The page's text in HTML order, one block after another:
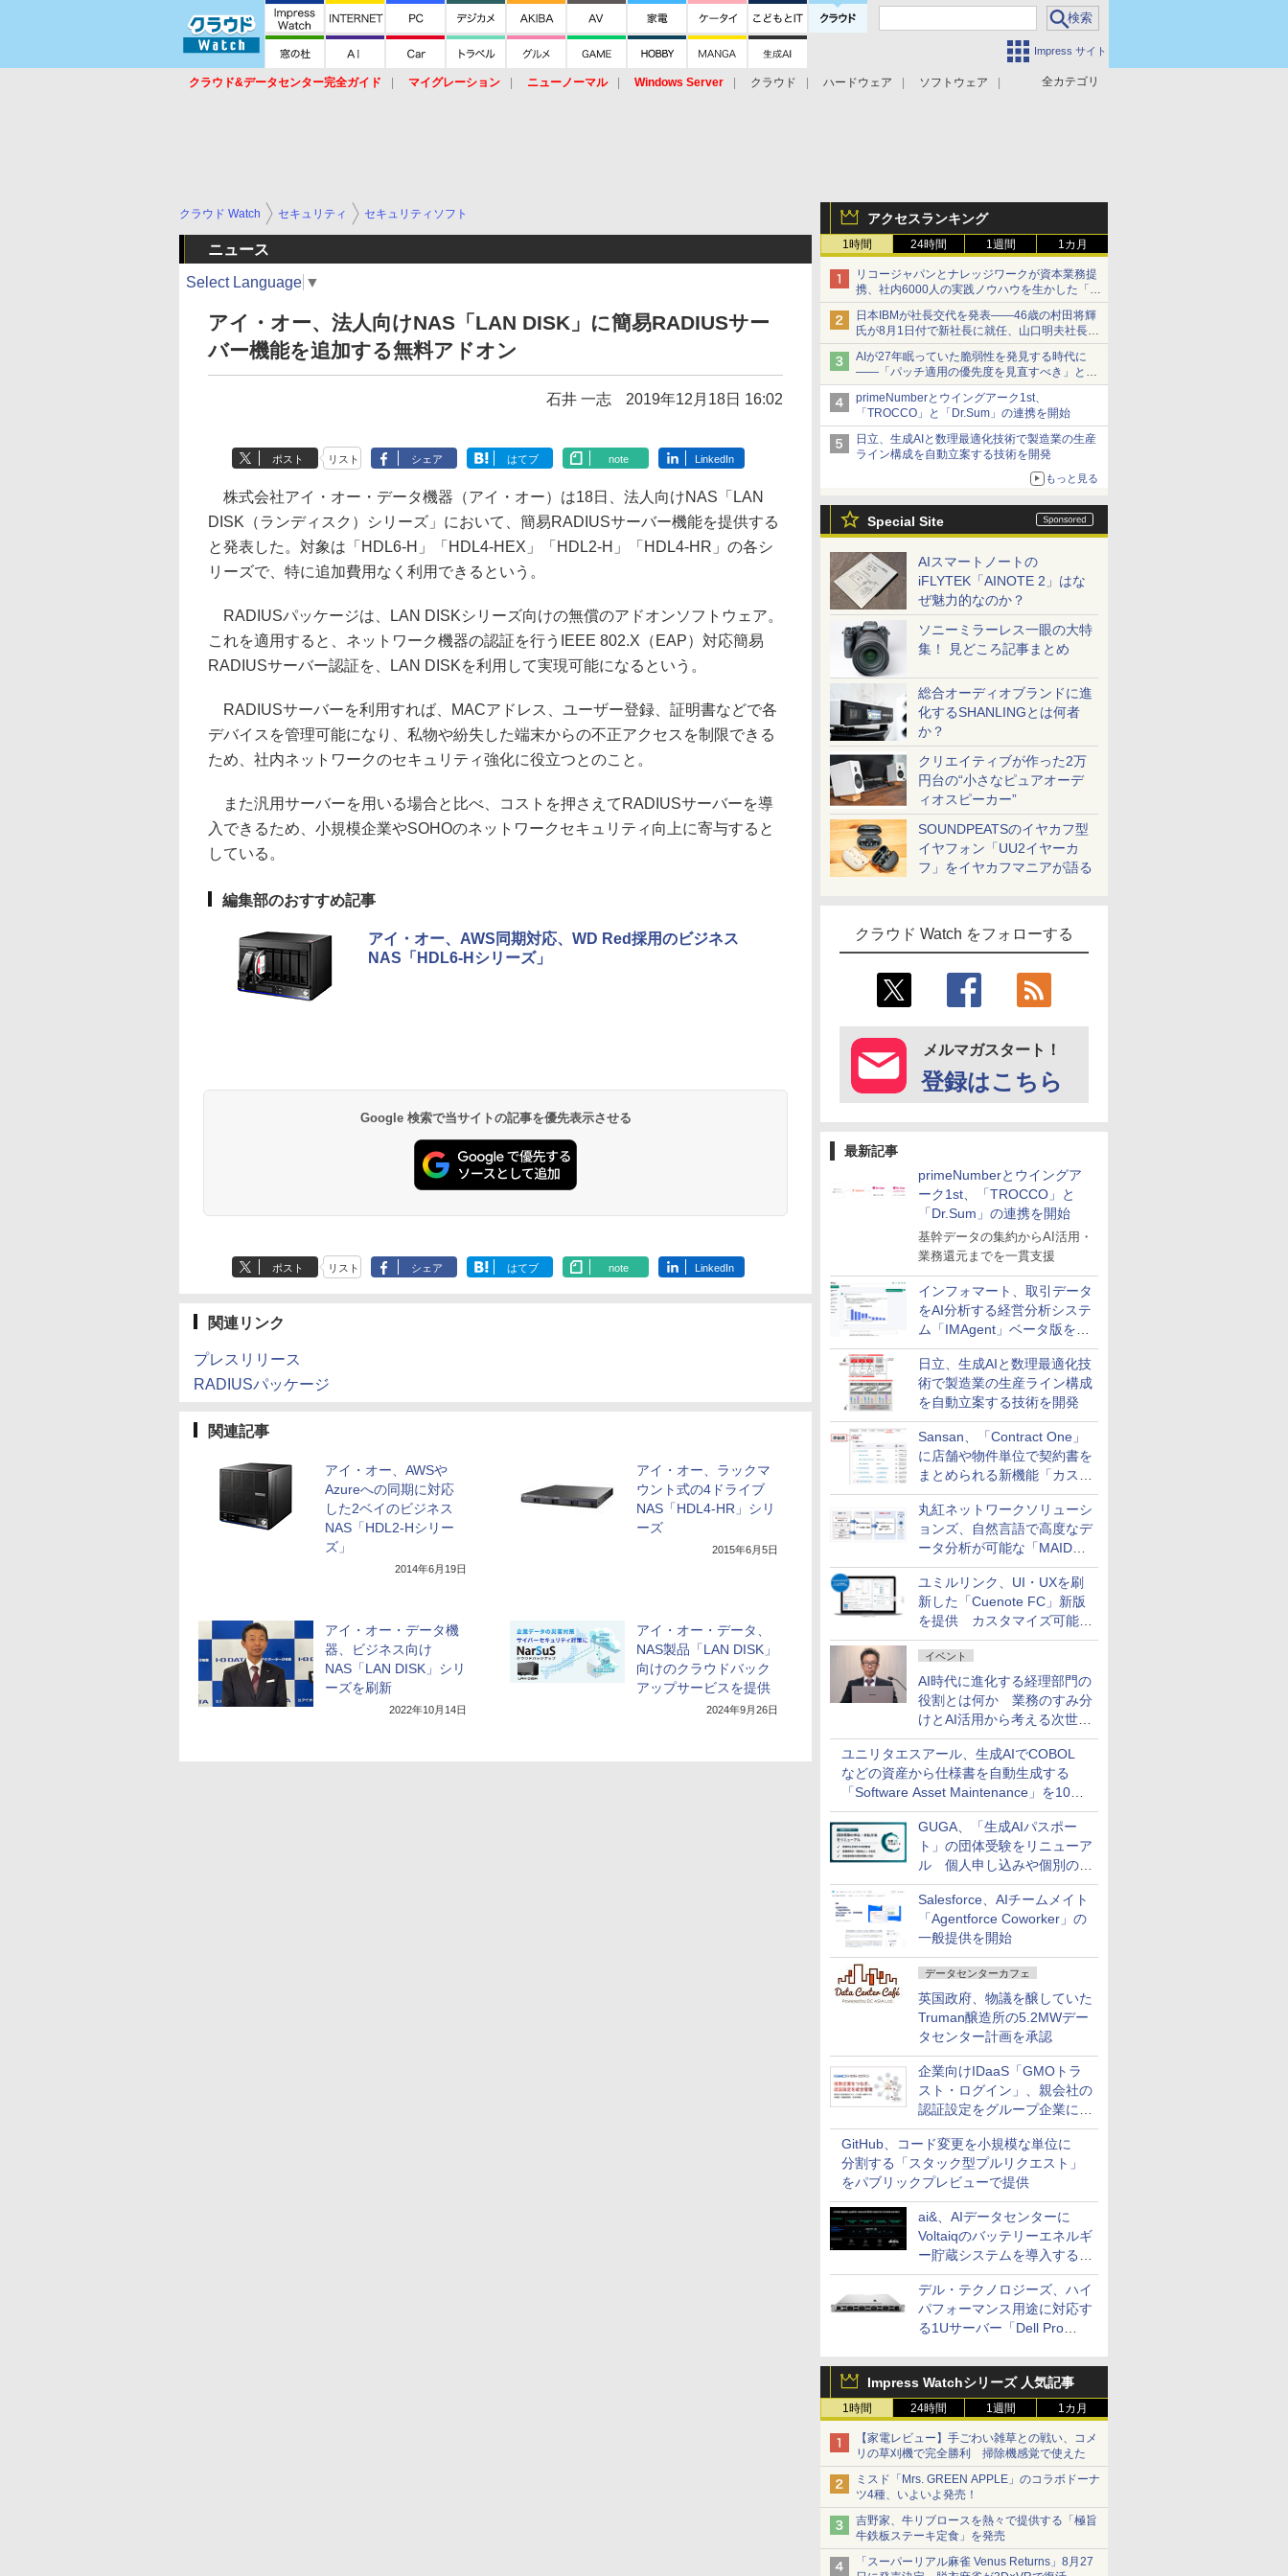
Impress サイト
全カテゴリ
クラウド&データセンター完全ガイド マイグレーション ニューノーマル Windows Server クラウド ハードウェア
ソフトウェア
アクセスランキング
1時間 24時間 1週間 1カ月
リコージャパンとナレッジワークが資本業務提
携、社内6000人の実践ノウハウを生かした「AI
商談記録 for RICOH」を展開へ
日本IBMが社長交代を発表――46歳の村田将輝
氏が8月1日付で新社長に就任、山口明夫社長は
会長へ
AIが27年眠っていた脆弱性を発見する時代に
――「パッチ適用の優先度を見直すべき」とセ
キュリティ専門家
primeNumberとウイングアーク1st、
「TROCCO」と「Dr.Sum」の連携を開始
日立、生成AIと数理最適化技術で製造業の生産
ライン構成を自動立案する技術を開発
もっと見る
Special Site
AIスマートノートの
iFLYTEK「AINOTE 2」はな
ぜ魅力的なのか？
ソニーミラーレス一眼の大特
集！ 見どころ記事まとめ
総合オーディオブランドに進
化するSHANLINGとは何者
か？
クリエイティブが作った2万
円台の“小さなピュアオーデ
ィオスピーカー”
SOUNDPEATSのイヤカフ型
イヤフォン「UU2イヤーカ
フ」をイヤカフマニアが語る
クラウド Watch をフォローする
メルマガスタート！
登録はこちら
最新記事
primeNumberとウイングア
ーク1st、「TROCCO」と
「Dr.Sum」の連携を開始
基幹データの集約からAI活用・
業務還元までを一貫支援
インフォマート、取引データ
をAI分析する経営分析システ
ム「IMAgent」ベータ版を提
供
日立、生成AIと数理最適化技
術で製造業の生産ライン構成
を自動立案する技術を開発
Sansan、「Contract One」
に店舗や物件単位で契約書を
まとめられる新機能「カスタ
ム契約ツリー」を追加
丸紅ネットワークソリューシ
ョンズ、自然言語で高度なデ
ータ分析が可能な「MAIDOA
AI ASSIST」を9月より提供
ユミルリンク、UI・UXを刷
新した「Cuenote FC」新版
を提供 カスタマイズ可能な
ダッシュボード画面を搭載
イベント
AI時代に進化する経理部門の
役割とは何か 業務のすみ分
けとAI活用から考える次世代
ファイナンス戦略
ユニリタエスアール、生成AIでCOBOL
などの資産から仕様書を自動生成する
「Software Asset Maintenance」を10月
に発売
GUGA、「生成AIパスポー
ト」の団体受験をリニューア
ル 個人申し込みや個別の支
払いなどに対応
Salesforce、AIチームメイト
「Agentforce Coworker」の
一般提供を開始
データセンターカフェ
英国政府、物議を醸していた
Truman醸造所の5.2MWデー
タセンター計画を承認
企業向けIDaaS「GMOトラ
スト・ログイン」、親会社の
認証設定をグループ企業に展
開できる新機能を提供
GitHub、コード変更を小規模な単位に
分割する「スタック型プルリクエスト」
をパブリックプレビューで提供
ai&、AIデータセンターに
Voltaiqのバッテリーエネルギ
ー貯蔵システムを導入する計
画を発表
デル・テクノロジーズ、ハイ
パフォーマンス用途に対応す
る1Uサーバー「Dell Pro
売
Impress Watchシリーズ 人気記事
1時間 24時間 1週間 1カ月
【家電レビュー】手ごわい雑草との戦い、コメ
リの草刈機で完全勝利 掃除機感覚で使えた
ミスド「Mrs. GREEN APPLE」のコラボドーナ
ツ4種、いよいよ発売！
吉野家、牛リブロースを熱々で提供する「極旨
牛鉄板ステーキ定食」を発売
「スーパーリアル麻雀 Venus Returns」8月27
クラウド Watch セキュリティ セキュリティソフト
ニュース
Select Language ▼
アイ・オー、法人向けNAS「LAN DISK」に簡易RADIUSサー
バー機能を追加する無料アドオン
石井 一志 2019年12月18日 16:02
ポスト リスト シェア はてブ note LinkedIn
株式会社アイ・オー・データ機器（アイ・オー）は18日、法人向けNAS「LAN
DISK（ランディスク）シリーズ」において、簡易RADIUSサーバー機能を提供する
と発表した。対象は「HDL6-H」「HDL4-HEX」「HDL2-H」「HDL4-HR」の各シ
リーズで、特に追加費用なく利用できるという。
RADIUSパッケージは、LAN DISKシリーズ向けの無償のアドオンソフトウェア。
これを適用すると、ネットワーク機器の認証を行うIEEE 802.X（EAP）対応簡易
RADIUSサーバー認証を、LAN DISKを利用して実現可能になるという。
RADIUSサーバーを利用すれば、MACアドレス、ユーザー登録、証明書などで各
デバイスを管理可能になり、私物や紛失した端末からの不正アクセスを制限できる
ため、社内ネットワークのセキュリティ強化に役立つとのこと。
また汎用サーバーを用いる場合と比べ、コストを押さえてRADIUSサーバーを導
入できるため、小規模企業やSOHOのネットワークセキュリティ向上に寄与すると
している。
編集部のおすすめ記事
アイ・オー、AWS同期対応、WD Red採用のビジネス
NAS「HDL6-Hシリーズ」
Google 検索で当サイトの記事を優先表示させる
ポスト リスト シェア はてブ note LinkedIn
関連リンク
プレスリリース
RADIUSパッケージ
関連記事
アイ・オー、AWSや
Azureへの同期に対応
した2ベイのビジネス
NAS「HDL2-Hシリー
ズ」
2014年6月19日
アイ・オー、ラックマ
ウント式の4ドライブ
NAS「HDL4-HR」シリ
ーズ
2015年6月5日
アイ・オー・データ機
器、ビジネス向け
NAS「LAN DISK」シリ
ーズを刷新
2022年10月14日
アイ・オー・データ、
NAS製品「LAN DISK」
向けのクラウドバック
アップサービスを提供
2024年9月26日